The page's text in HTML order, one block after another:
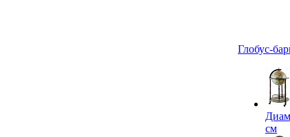
Глобус-
см